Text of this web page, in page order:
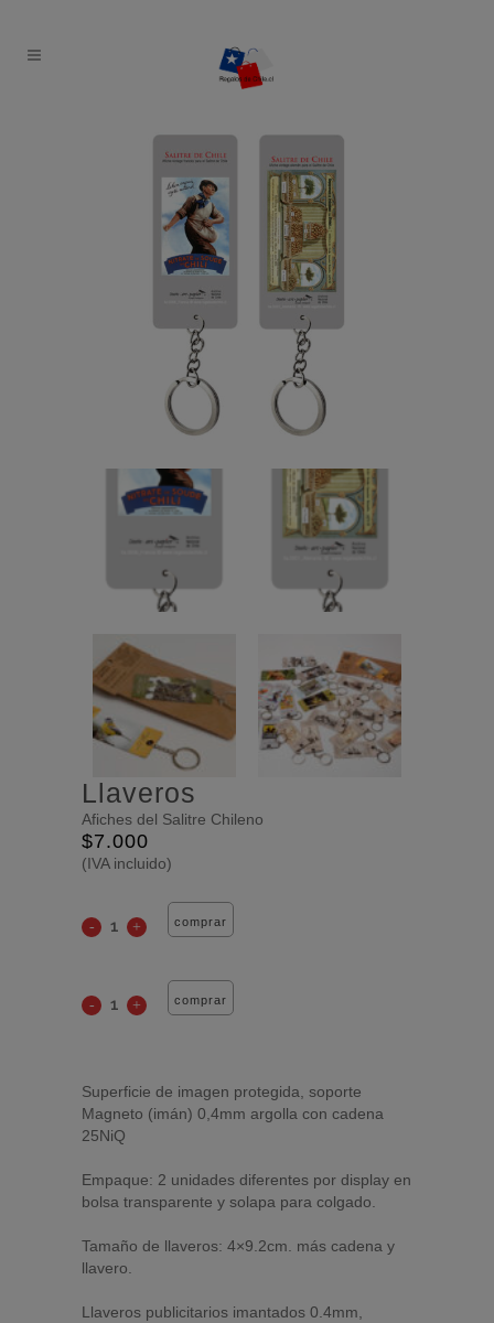
Llaveros
Afiches del Salitre Chileno
$7.000
(IVA incluido)
comprar
comprar
Superficie de imagen protegida, soporte
Magneto (imán) 0,4mm argolla con cadena
25NiQ
Empaque: 2 unidades diferentes por display en
bolsa transparente y solapa para colgado.
Tamaño de llaveros: 4×9.2cm. más cadena y
llavero.
Llaveros publicitarios imantados 0.4mm,